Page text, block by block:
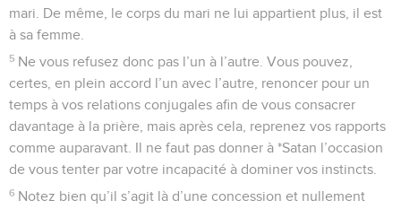
mari. De même, le corps du mari ne lui appartient plus, il est
à sa femme.
5 Ne vous refusez donc pas l’un à l’autre. Vous pouvez,
certes, en plein accord l’un avec l’autre, renoncer pour un
temps à vos relations conjugales afin de vous consacrer
davantage à la prière, mais après cela, reprenez vos rapports
comme auparavant. Il ne faut pas donner à *Satan l’occasion
de vous tenter par votre incapacité à dominer vos instincts.
6 Notez bien qu’il s’agit là d’une concession et nullement